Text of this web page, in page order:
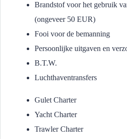
Brandstof voor het gebruik
(ongeveer 50 EUR)
Fooi voor de bemanning
Persoonlijke uitgaven en
B.T.W.
Luchthaventransfers
Gulet Charter
Yacht Charter
Trawler Charter